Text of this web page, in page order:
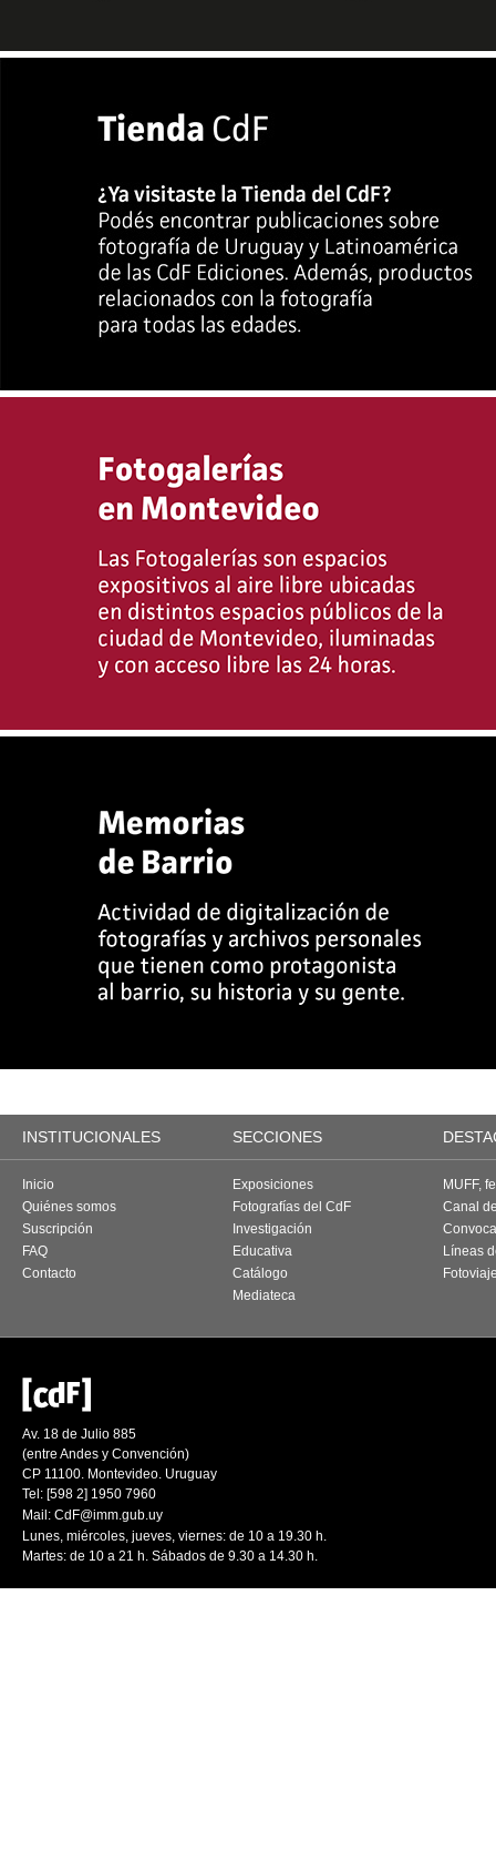
INSTITUCIONALES SECCIONES
Inicio
Quiénes somos
Suscripción
FAQ
Contacto
Exposiciones
Fotografías del CdF
Investigación
Educativa
Catálogo
Mediateca
MUFF,
Canal
Líneas
Av. 18 de Julio 885
(entre Andes y Convención)
CP 11100. Montevideo. Uruguay
Tel: [598 2] 1950 7960
Mail: CdF@imm.gub.uy
Lunes, miércoles, jueves, viernes: de 10 a 19.30 h.
Martes: de 10 a 21 h. Sábados de 9.30 a 14.30 h.